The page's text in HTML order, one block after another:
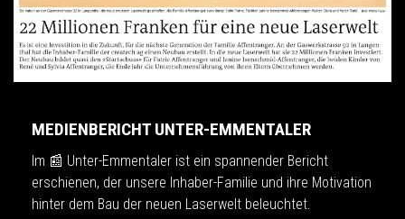
MEDIENBERICHT UNTER-EMMENTALER
Im 📰 Unter-Emmentaler ist ein spannender Bericht
erschienen, der unsere Inhaber-Familie und ihre Motivation
hinter dem Bau der neuen Laserwelt beleuchtet.